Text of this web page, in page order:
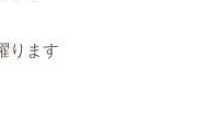
ります
むら歯